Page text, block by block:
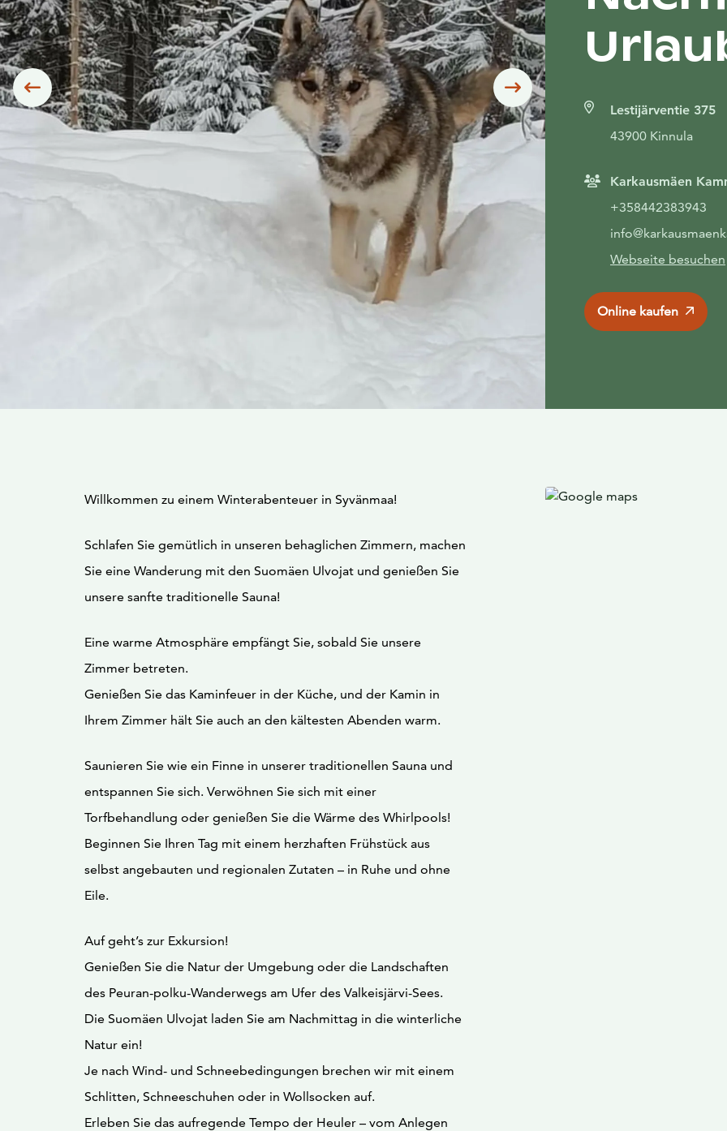
Siirry edelliseen Siirry seuraavaan
Lestijärventie 375
43900 Kinnula
Karkausmäen
+358442383943
Webseite besuchen
Online kaufen
Willkommen zu einem Winterabenteuer in Syvänmaa!
Schlafen Sie gemütlich in unseren behaglichen Zimmern, machen
Sie eine Wanderung mit den Suomäen Ulvojat und genießen Sie
unsere sanfte traditionelle Sauna!
Eine warme Atmosphäre empfängt Sie, sobald Sie unsere
Zimmer betreten.
Genießen Sie das Kaminfeuer in der Küche, und der Kamin in
Ihrem Zimmer hält Sie auch an den kältesten Abenden warm.
Saunieren Sie wie ein Finne in unserer traditionellen Sauna und
entspannen Sie sich. Verwöhnen Sie sich mit einer
Torfbehandlung oder genießen Sie die Wärme des Whirlpools!
Beginnen Sie Ihren Tag mit einem herzhaften Frühstück aus
selbst angebauten und regionalen Zutaten – in Ruhe und ohne
Eile.
Auf geht’s zur Exkursion!
Genießen Sie die Natur der Umgebung oder die Landschaften
des Peuran-polku-Wanderwegs am Ufer des Valkeisjärvi-Sees.
Die Suomäen Ulvojat laden Sie am Nachmittag in die winterliche
Natur ein!
Je nach Wind- und Schneebedingungen brechen wir mit einem
Schlitten, Schneeschuhen oder in Wollsocken auf.
Erleben Sie das aufregende Tempo der Heuler – vom Anlegen